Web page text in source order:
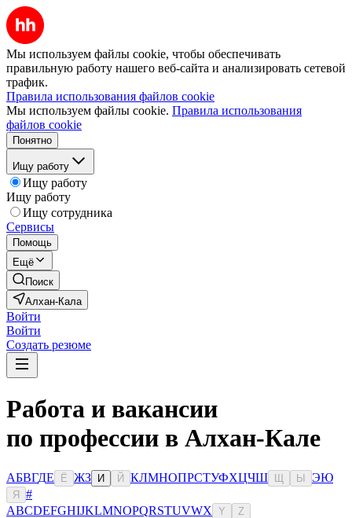
Мы используем файлы cookie, чтобы обеспечивать
правильную работу нашего веб-сайта и анализировать сетевой
трафик.
Правила использования файлов cookie
Мы используем файлы cookie. Правила использования
файлов cookie
Понятно
Ищу работу
Ищу работу
Ищу работу
Ищу сотрудника
Сервисы
Помощь
Ещё
Поиск
Алхан-Кала
Войти
Войти
Создать резюме
Работа и вакансии
по профессии в Алхан-Кале
АБВГДЕ Ё ЖЗ И Й КЛМНОПРСТУФХЦЧШ Ы ЭЮ
Я
#
ABCDEFGHIJKLMNOPQRSTUVWX Y Z